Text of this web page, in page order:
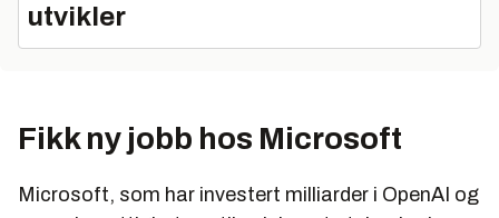
utvikler
Fikk ny jobb hos Microsoft
Microsoft, som har investert milliarder i OpenAI og